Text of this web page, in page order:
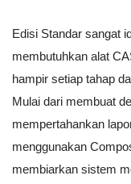
Edisi Standar sangat
membutuhkan alat
hampir setiap tahap
Mulai dari membuat
mempertahankan
menggunakan
membiarkan sistem